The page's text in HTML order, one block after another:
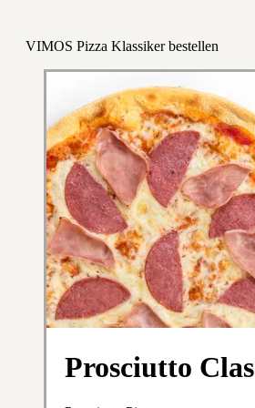
VIMOS Pizza Klassiker bestellen
Prosciutto